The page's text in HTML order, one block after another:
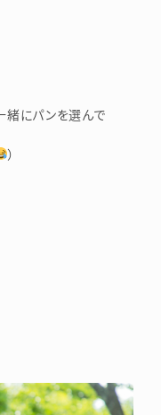
緒にパンを選んで
）